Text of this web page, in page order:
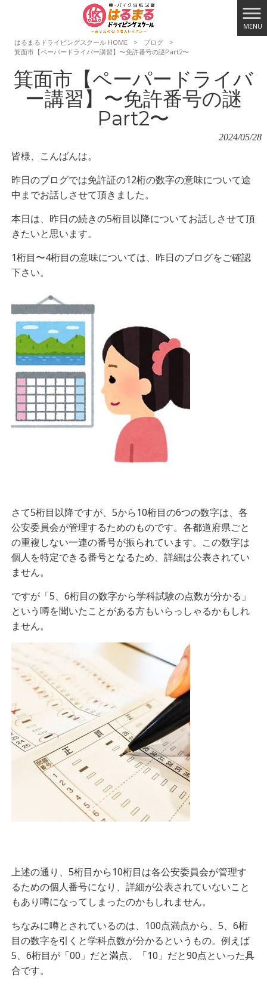
MENU
はるまるドライビングスクール HOME
> ブログ
>
箕面市【ペーパードライバー講習】〜免許番号の謎Part2〜
箕面市【ペーパードライバ
ー講習】〜免許番号の謎
Part2〜
2024/05/28
皆様、こんばんは。
昨日のブログでは免許証の12桁の数字の意味について途
中までお話しさせて頂きました。
本日は、昨日の続きの5桁目以降についてお話しさせて頂
きたいと思います。
1桁目〜4桁目の意味については、昨日のブログをご確認
下さい。
さて5桁目以降ですが、5から10桁目の6つの数字は、各
公安委員会が管理するためのものです。各都道府県ごと
の重複しない一連の番号が振られています。この数字は
個人を特定できる番号となるため、詳細は公表されてい
ません。
ですが「5、6桁目の数字から学科試験の点数が分かる」
という噂を聞いたことがある方もいらっしゃるかもしれ
ません。
上述の通り、5桁目から10桁目は各公安委員会が管理す
るための個人番号になり、詳細が公表されていないこと
もあり噂になってしまったのかもしれません。
ちなみに噂とされているのは、100点満点から、5、6桁
目の数字を引くと学科点数が分かるというもの。例えば
5、6桁目が「00」だと満点、「10」だと90点といった具
合です。